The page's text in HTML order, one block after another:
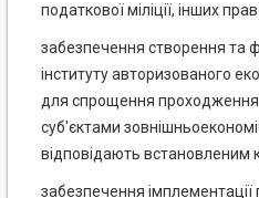
податкової міліції, інших
забезпечення створення та
інституту авторизованого
для спрощення
суб'єктами
відповідають встановленим
забезпечення